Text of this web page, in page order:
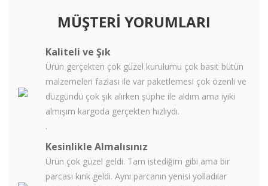
MÜŞTERİ YORUMLARI
Kaliteli ve Şık
Ürün gerçekten çok güzel kurulumu çok basit bütün
malzemeleri fazlası ile var paketlemesi çok özenli ve
düzgündü çok şık alırken şüphe ile aldım ama iyiki
almışım kargoda gerçekten hızlıydı.
.
Kesinlikle Almalısınız
Ürün çok güzel geldi. Tam istediğim gibi ama bir
parcası kırık geldi. Aynı parcanın yenisi yolladılar